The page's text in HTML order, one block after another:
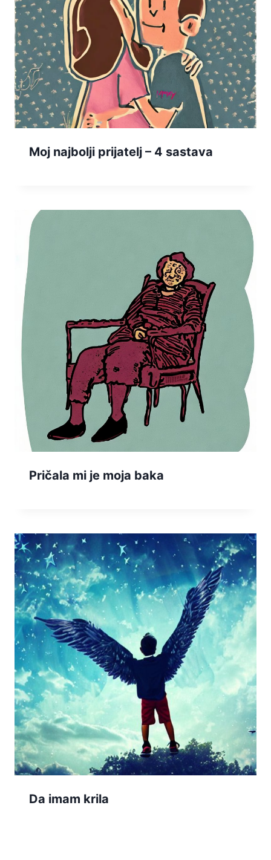
Moj najbolji prijatelj – 4 sastava
Pričala mi je moja baka
Da imam krila